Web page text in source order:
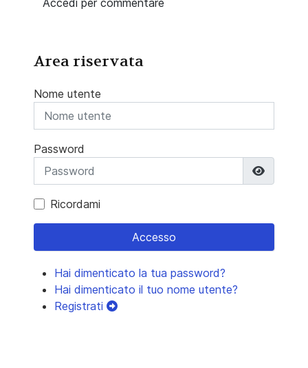
Accedi per commentare
Area riservata
Nome utente
Password
Ricordami
Accesso
Hai dimenticato la tua password?
Hai dimenticato il tuo nome utente?
Registrati